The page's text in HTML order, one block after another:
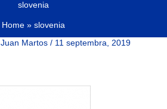
slovenia
Home
slovenia
Juan Martos / 11 septembra, 2019